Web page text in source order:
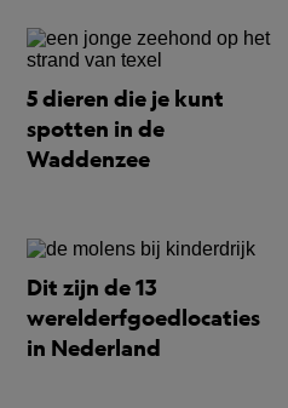
5 dieren die je kunt
spotten in de
Waddenzee
Dit zijn de 13
werelderfgoedlocaties
in Nederland